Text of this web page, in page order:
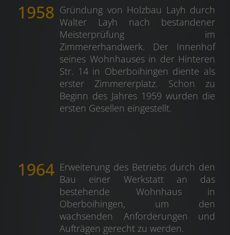
1958 Gründung von Holzbau Layh durch
Walter Layh nach bestandener
Meisterprüfung im
Zimmererhandwerk. Der Innenhof
seines Wohnhauses in der Hinteren
Str. 14 in Oberboihingen diente als
erster Zimmererplatz. Schon zu
Beginn des Jahres 1959 wurden die
ersten Gesellen eingestellt.
1964 Erweiterung des Betriebs durch den
Bau einer Werkstatt an das
bestehende Wohnhaus in
Oberboihingen, um den
wachsenden Anforderungen und
Aufträgen gerecht zu werden.